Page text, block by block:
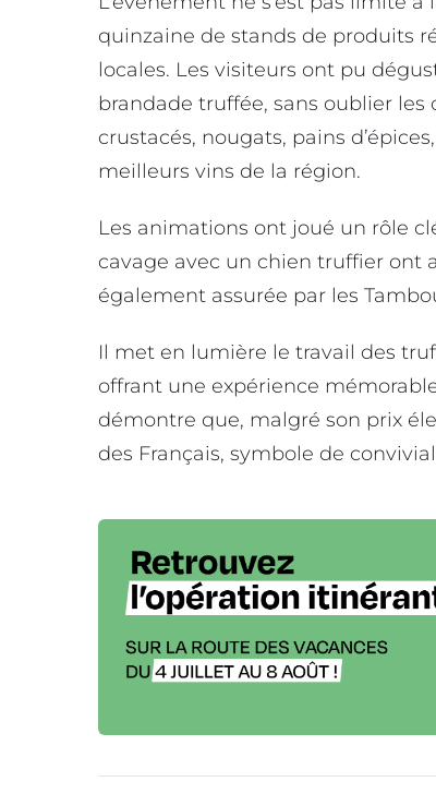
quinzaine de stands de produits
locales. Les visiteurs ont pu
brandade truffée, sans oublier les
crustacés, nougats, pains
meilleurs vins de la région.
Les animations ont joué un rôle
cavage avec un chien truffier ont
également assurée par les
Il met en lumière le travail des
offrant une expérience
démontre que, malgré son prix
des Français, symbole de